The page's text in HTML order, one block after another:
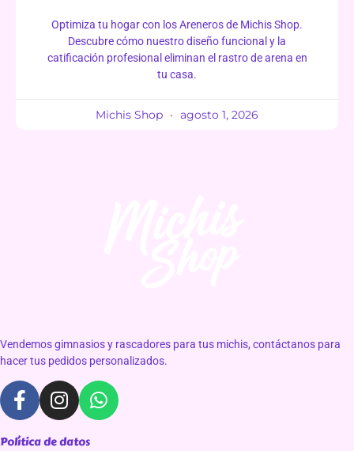
Optimiza tu hogar con los Areneros de Michis Shop.
Descubre cómo nuestro diseño funcional y la
catificación profesional eliminan el rastro de arena en
tu casa.
Michis Shop agosto 1, 2026
Vendemos gimnasios y rascadores para tus michis, contáctanos para
hacer tus pedidos personalizados.
Política de datos